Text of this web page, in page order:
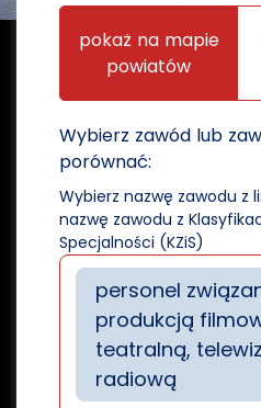
pokaż na mapie
powiatów
Wybierz zawód lub
porównać:
Wybierz nazwę zawodu z
nazwę zawodu z
Specjalności (KZiS)
personel
produkcją
teatralną,
radiową